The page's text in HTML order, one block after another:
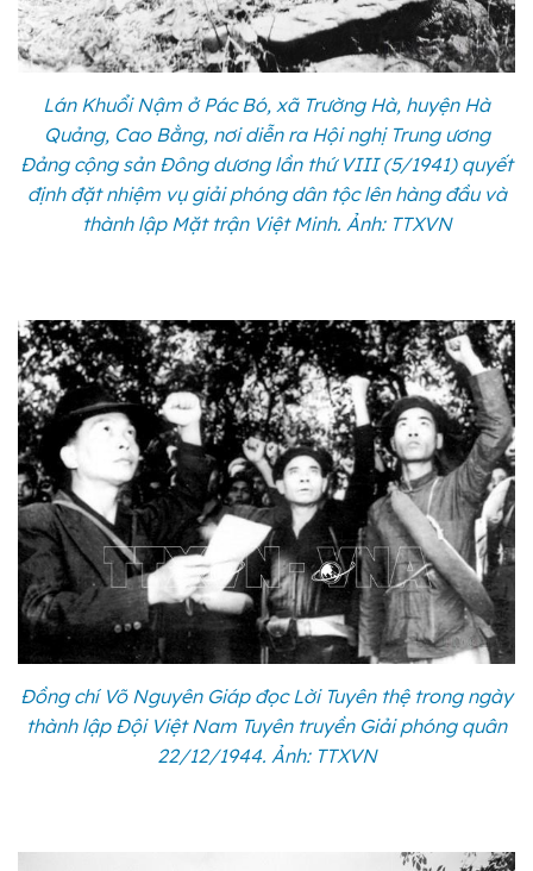
Lán Khuổi Nậm ở Pác Bó, xã Trường Hà, huyện Hà
Quảng, Cao Bằng, nơi diễn ra Hội nghị Trung ương
Đảng cộng sản Đông dương lần thứ VIII (5/1941) quyết
định đặt nhiệm vụ giải phóng dân tộc lên hàng đầu và
thành lập Mặt trận Việt Minh. Ảnh: TTXVN
Đồng chí Võ Nguyên Giáp đọc Lời Tuyên thệ trong ngày
thành lập Đội Việt Nam Tuyên truyền Giải phóng quân
22/12/1944. Ảnh: TTXVN